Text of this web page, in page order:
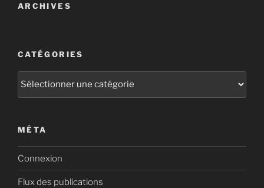
ARCHIVES
CATÉGORIES
Catégories
MÉTA
Connexion
Flux des publications